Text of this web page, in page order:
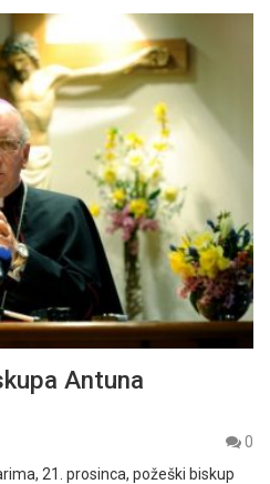
Antuna
0
21. prosinca, požeški biskup